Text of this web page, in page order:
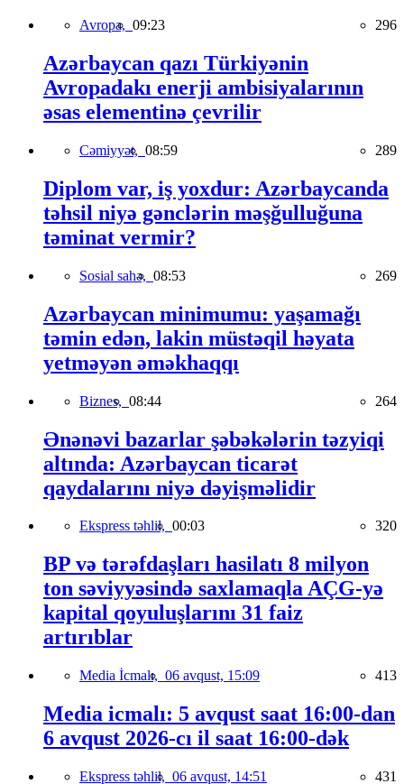
Avropa, 09:23 296
Azərbaycan qazı Türkiyənin
Avropadakı enerji ambisiyalarının
əsas elementinə çevrilir
Cəmiyyət, 08:59 289
Diplom var, iş yoxdur: Azərbaycanda
təhsil niyə gənclərin məşğulluğuna
təminat vermir?
Sosial sahə, 08:53 269
Azərbaycan minimumu: yaşamağı
təmin edən, lakin müstəqil həyata
yetməyən əməkhaqqı
Biznes, 08:44 264
Ənənəvi bazarlar şəbəkələrin təzyiqi
altında: Azərbaycan ticarət
qaydalarını niyə dəyişməlidir
Ekspress təhlil, 00:03 320
BP və tərəfdaşları hasilatı 8 milyon
ton səviyyəsində saxlamaqla AÇG-yə
kapital qoyuluşlarını 31 faiz
artırıblar
Media İcmalı, 06 avqust, 15:09 413
Media icmalı: 5 avqust saat 16:00-dan
6 avqust 2026-cı il saat 16:00-dək
Ekspress təhlil, 06 avqust, 14:51 431